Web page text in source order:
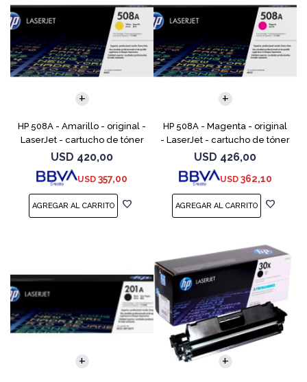
HP 508A - Amarillo - original -
LaserJet - cartucho de tóner
(CF362A) - para Color
LaserJet Enterprise MFP M577;
LaserJet Enterp
USD 420,00
USD 357,00
HP 508A - Magenta - original
- LaserJet - cartucho de tóner
(CF363A) - para Color
LaserJet Enterprise MFP M577;
LaserJet Enterpr
USD 426,00
USD 362,10